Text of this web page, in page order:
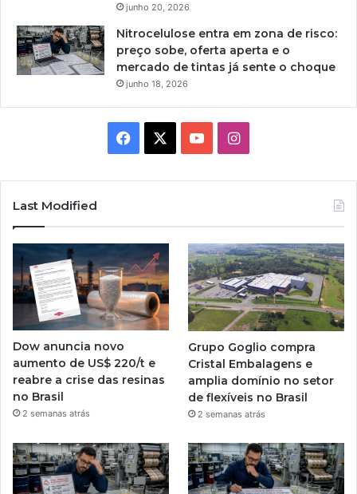
junho 20, 2026
Nitrocelulose entra em zona de risco:
preço sobe, oferta aperta e o
mercado de tintas já sente o choque
junho 18, 2026
Facebook YouTubeInstagram
Last Modified
Dow anuncia novo
aumento de US$ 220/t e
reabre a crise das resinas
no Brasil
2 semanas atrás
Grupo Goglio compra
Cristal Embalagens e
amplia domínio no setor
de flexíveis no Brasil
2 semanas atrás